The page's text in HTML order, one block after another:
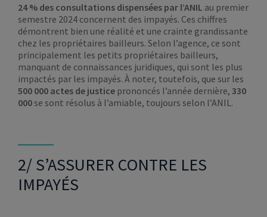
24 % des consultations dispensées par l’ANIL au premier
semestre 2024 concernent des impayés. Ces chiffres
démontrent bien une réalité et une crainte grandissante
chez les propriétaires bailleurs. Selon l’agence, ce sont
principalement les petits propriétaires bailleurs,
manquant de connaissances juridiques, qui sont les plus
impactés par les impayés. À noter, toutefois, que sur les
500 000 actes de justice prononcés l’année dernière, 330
000se sont résolus à l’amiable, toujours selon l’ANIL.
2/ S’ASSURER CONTRE LES
IMPAYÉS